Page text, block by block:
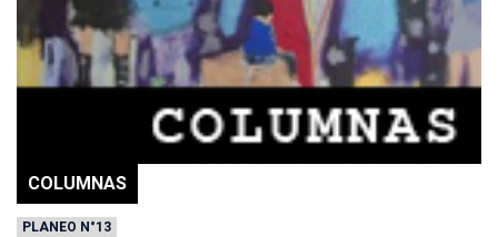
COLUMNAS
PLANEO N°13